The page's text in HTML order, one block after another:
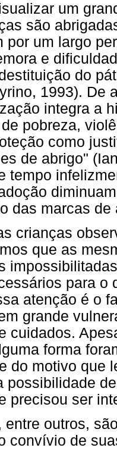
um
são
por um largo
e
do
1993). De
integra a
pobreza,
como
de abrigo"
tempo
das marcas de
crianças
que as
para o
atenção é o
grande
cuidados.
forma
do motivo que
possibilidade
precisou ser
entre outros,
convívio de